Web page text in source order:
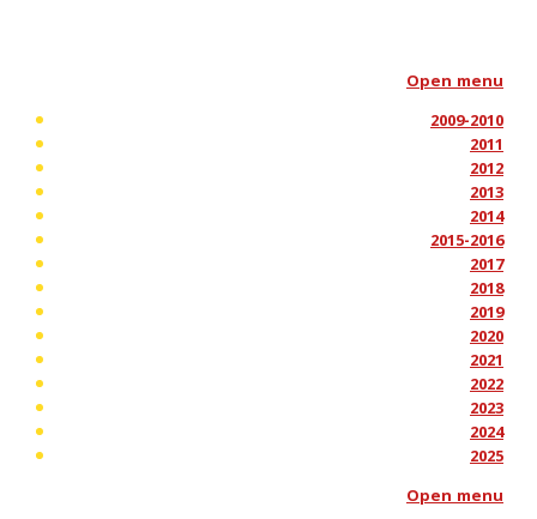
Open menu
2009-2010
2011
2012
2013
2014
2015-2016
2017
2018
2019
2020
2021
2022
2023
2024
2025
Open menu